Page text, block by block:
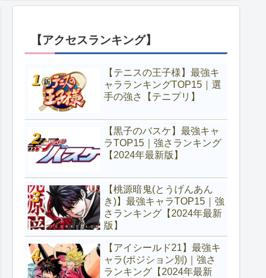
【アクセスランキング】
【テニスの王子様】最強キ
ャラランキングTOP15｜選
手の強さ【テニプリ】
【黒子のバスケ】最強キャ
ラTOP15｜強さランキング
【2024年最新版】
【桃源暗鬼(とうげんあん
き)】最強キャラTOP15｜強
さランキング【2024年最新
版】
【アイシールド21】最強キ
ャラ(ポジション別)｜強さ
ランキング【2024年最新